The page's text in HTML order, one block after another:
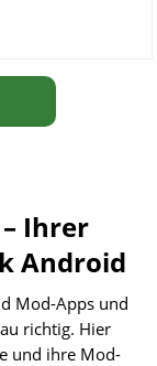
Ihrer
Android
Mod-Apps und
richtig. Hier
und ihre Mod-